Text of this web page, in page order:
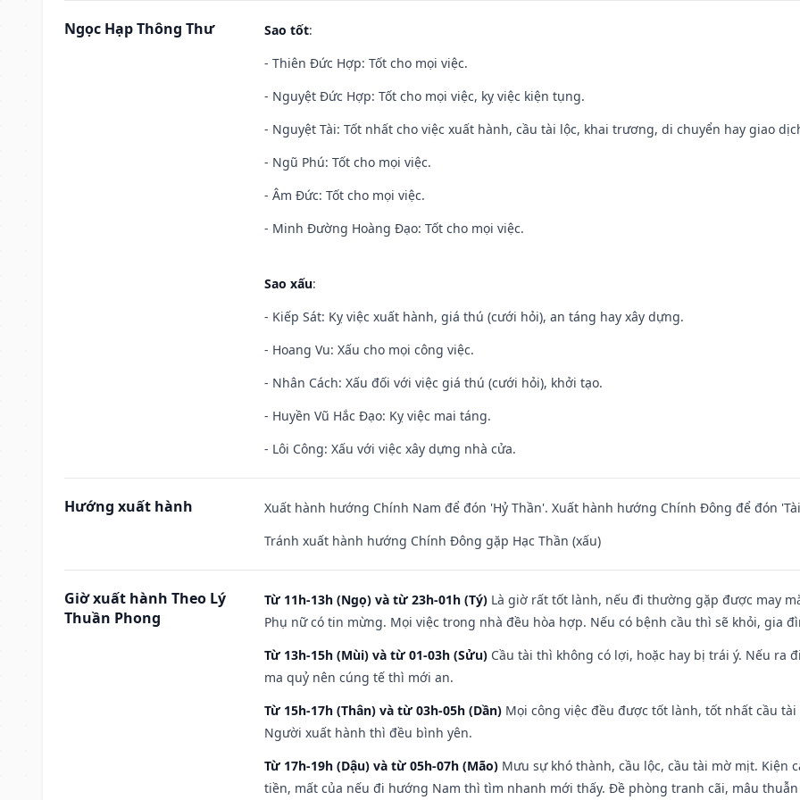
Ngọc Hạp Thông Thư Sao tốt:
- Thiên Đức Hợp: Tốt cho mọi việc.
- Nguyệt Đức Hợp: Tốt cho mọi việc, kỵ việc kiện tụng.
- Nguyệt Tài: Tốt nhất cho việc xuất hành, cầu tài lộc, khai trương, di chuyển hay giao
- Ngũ Phú: Tốt cho mọi việc.
- Âm Đức: Tốt cho mọi việc.
- Minh Đường Hoàng Đạo: Tốt cho mọi việc.
Sao xấu:
- Kiếp Sát: Kỵ việc xuất hành, giá thú (cưới hỏi), an táng hay xây dựng.
- Hoang Vu: Xấu cho mọi công việc.
- Nhân Cách: Xấu đối với việc giá thú (cưới hỏi), khởi tạo.
- Huyền Vũ Hắc Đạo: Kỵ việc mai táng.
- Lôi Công: Xấu với việc xây dựng nhà cửa.
Hướng xuất hành
Xuất hành hướng Chính Nam để đón 'Hỷ Thần'. Xuất hành hướng Chính Đông để đón
Tránh xuất hành hướng Chính Đông gặp Hạc Thần (xấu)
Giờ xuất hành Theo Lý
Thuần Phong
Từ 11h-13h (Ngọ) và từ 23h-01h (Tý) Là giờ rất tốt lành, nếu đi thường gặp được may
Phụ nữ có tin mừng. Mọi việc trong nhà đều hòa hợp. Nếu có bệnh cầu thì sẽ khỏi, gia
Từ 13h-15h (Mùi) và từ 01-03h (Sửu) Cầu tài thì không có lợi, hoặc hay bị trái ý. Nếu
ma quỷ nên cúng tế thì mới an.
Từ 15h-17h (Thân) và từ 03h-05h (Dần) Mọi công việc đều được tốt lành, tốt nhất cầu
Người xuất hành thì đều bình yên.
Từ 17h-19h (Dậu) và từ 05h-07h (Mão) Mưu sự khó thành, cầu lộc, cầu tài mờ mịt. Kiện
tiền, mất của nếu đi hướng Nam thì tìm nhanh mới thấy. Đề phòng tranh cãi, mâu